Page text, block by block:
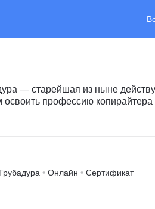
— старейшая из ныне
освоить профессию
• Онлайн • Сертификат